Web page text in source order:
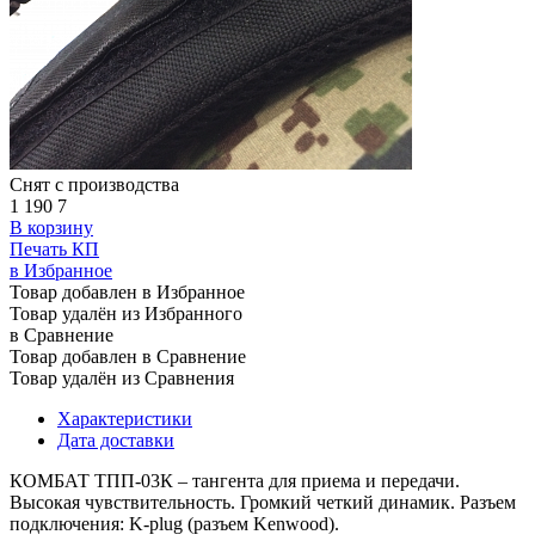
Снят с производства
1 190 7
В корзину
Печать КП
в Избранное
Товар добавлен в Избранное
Товар удалён из Избранного
в Сравнение
Товар добавлен в Сравнение
Товар удалён из Сравнения
Характеристики
Дата доставки
КОМБАТ ТПП-03К – тангента для приема и передачи.
Высокая чувствительность. Громкий четкий динамик. Разъем
подключения: K-plug (разъем Kenwood).